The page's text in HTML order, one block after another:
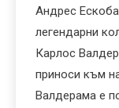
Андрес
легендарни
Карлос
приноси към
Валдерама е